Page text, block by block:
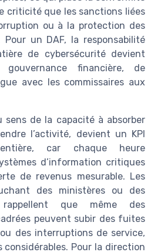
criticité que les sanctions liées
ou à la protection des
Pour un DAF, la responsabilité
de cybersécurité devient
financière, de
avec les commissaires aux
sens de la capacité à absorber
l’activité, devient un KPI
car chaque heure
d’information critiques
de revenus mesurable. Les
des ministères ou des
rappellent que même des
peuvent subir des fuites
des interruptions de service,
considérables. Pour la direction